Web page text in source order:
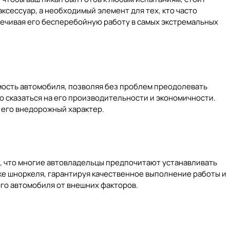
а необходимый элемент для тех, кто часто
его бесперебойную работу в самых экстремальных
автомобиля, позволяя без проблем преодолевать
на его производительности и экономичности.
внедорожный характер.
многие автовладельцы предпочитают устанавливать
шноркеля, гарантируя качественное выполнение работы и
автомобиля от внешних факторов.